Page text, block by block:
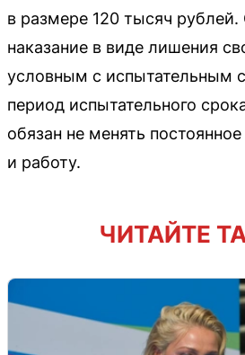
в размере 120 тысяч рублей.
наказание в виде лишения
условным с испытательным
период испытательного
обязан не менять
и работу.
ЧИТАЙТЕ